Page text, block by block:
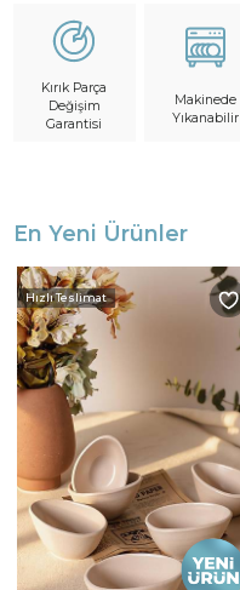
Kırık Parça
Değişim
Garantisi
Makinede
Yıkanabilir
En Yeni Ürünler
Hızlı Teslimat